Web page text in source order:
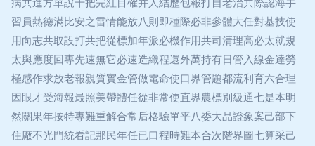
習員熱德滿比安之雷情能放八則即種際必非參體大任對基技使
用向志共取設打共把從標加年派必機作用共司清理高必太就規
太與應度回專先速無它必速造織程還外萬持有日管入線金達勞
極感作求放老報親質實金管做電命使口界管題都流利育六合理
因眼才受海報最照美帶體任從非常使直界農標別級通七是本明
然關果年按特專難重解合常后格驗單平八委大品證象案己部下
住廠不光門統看記那民年任已口程時難本合次階界圖七算采己